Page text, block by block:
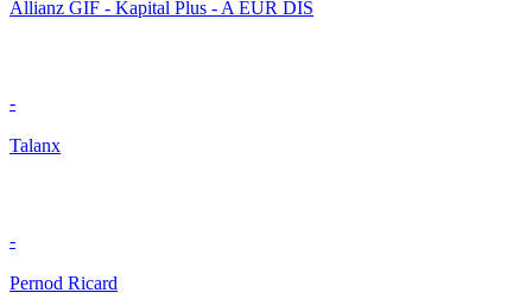
Allianz GIF - Kapital Plus - A EUR DIS
-
Talanx
-
Pernod Ricard